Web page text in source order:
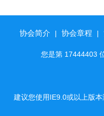
协会简介 | 协会章程 |
您是第 17444403
建议您使用IE9.0或以上版